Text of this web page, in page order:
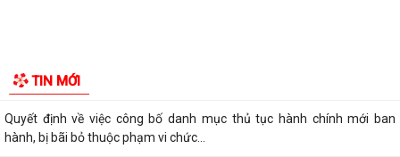
TIN MỚI
DÂN CÀI ĐẶT, SỬ DỤNG ỨNG DỤNG ETAX MOBILE,...
Quyết định về việc công bố danh mục thủ tục hành chính mới ban
hành, bị bãi bỏ thuộc phạm vi chức...